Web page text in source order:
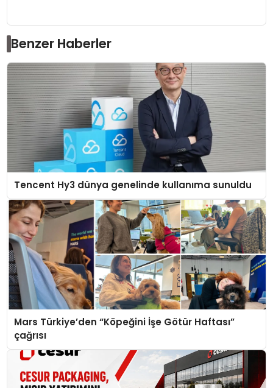
Benzer Haberler
Tencent Hy3 dünya genelinde kullanıma sunuldu
Mars Türkiye’den “Köpeğini İşe Götür Haftası”
çağrısı